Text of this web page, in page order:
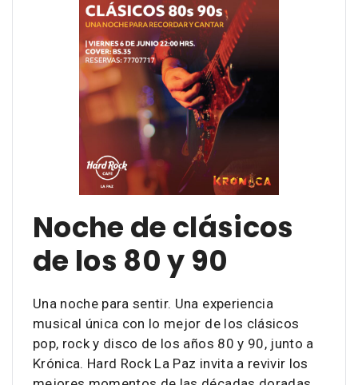
Noche de clásicos
de los 80 y 90
Una noche para sentir. Una experiencia
musical única con lo mejor de los clásicos
pop, rock y disco de los años 80 y 90, junto a
Krónica. Hard Rock La Paz invita a revivir los